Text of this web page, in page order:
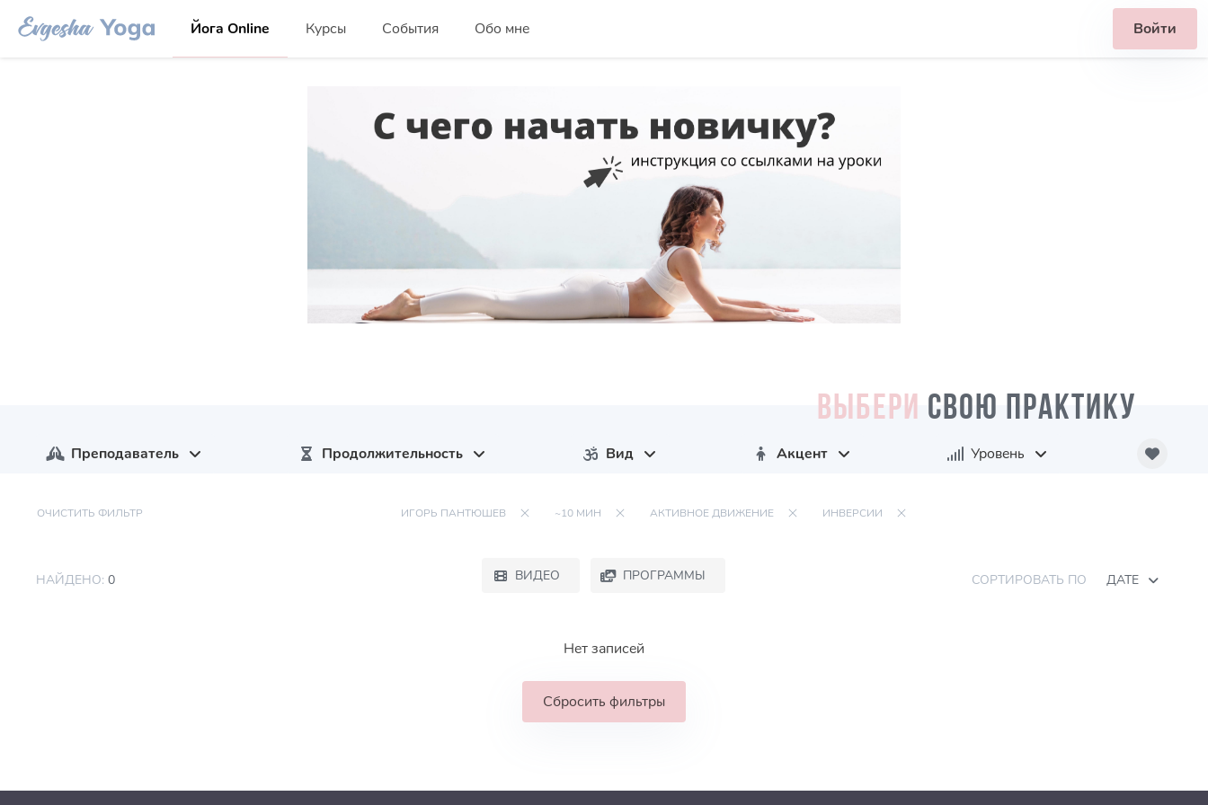
Йога Online Курсы События Обо мне Войти
ВЫБЕРИ СВОЮ ПРАКТИКУ
Преподаватель Продолжительность Вид Акцент Уровень
ОЧИСТИТЬ ФИЛЬТР ИГОРЬ ПАНТЮШЕВ ~10 МИН АКТИВНОЕ ДВИЖЕНИЕ ИНВЕРСИИ
НАЙДЕНО: 0 ВИДЕО ПРОГРАММЫ СОРТИРОВАТЬ ПО ДАТЕ
Нет записей
Сбросить фильтры